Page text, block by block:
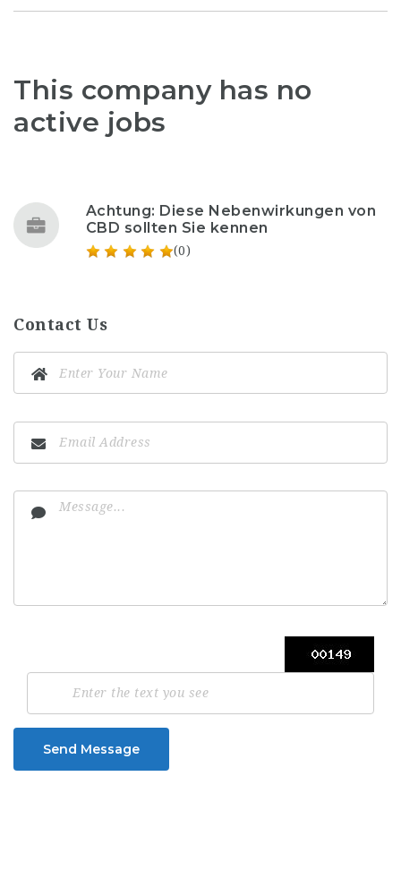
This company has no
active jobs
Achtung: Diese Nebenwirkungen von
CBD sollten Sie kennen
(0)
Contact Us
Send Message